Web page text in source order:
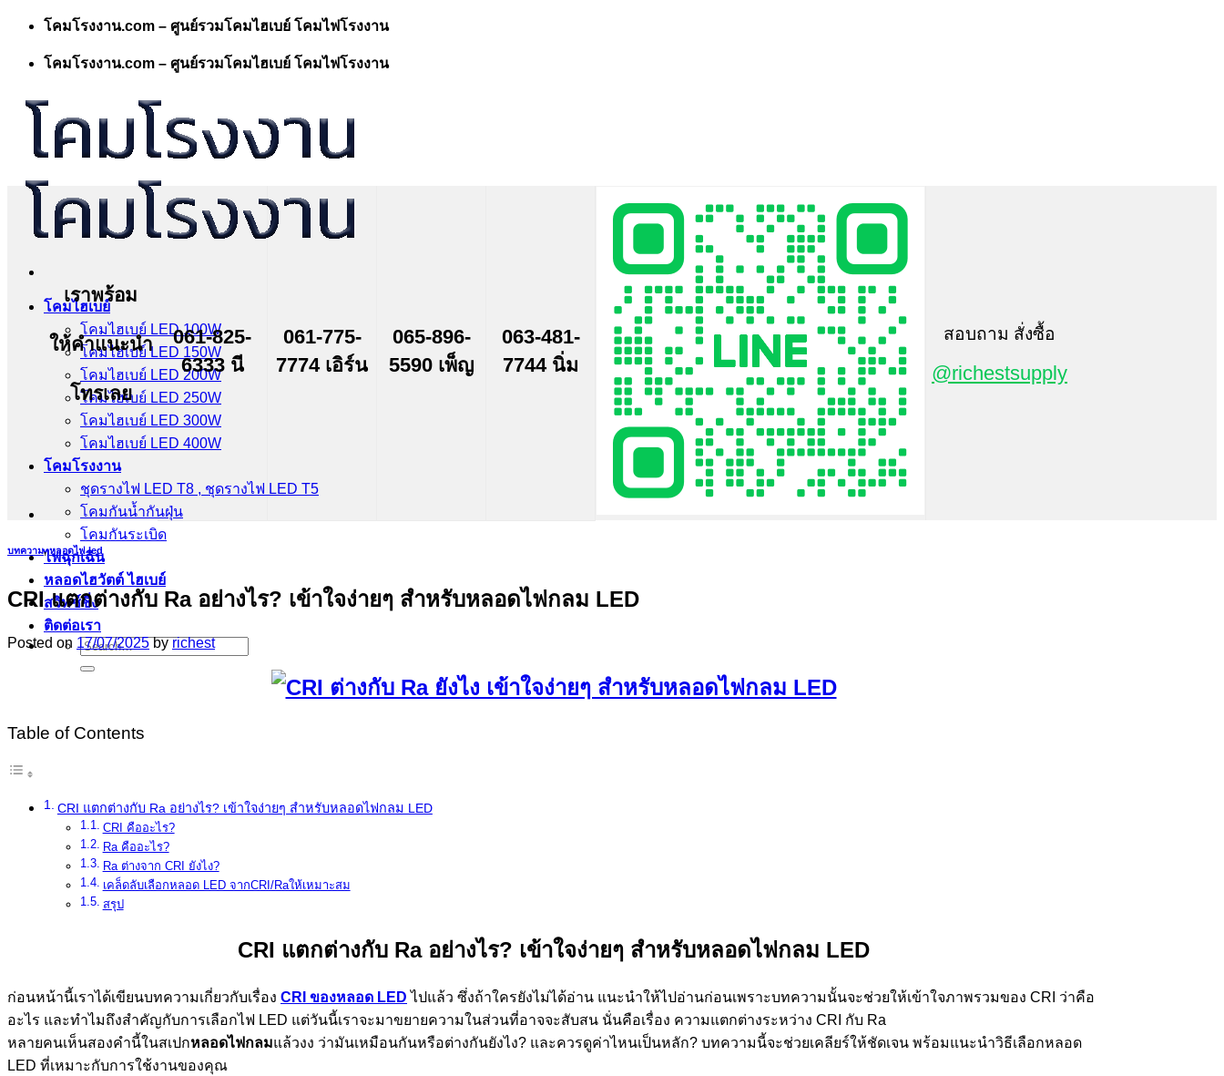
Skip
content
โคมโรงงาน.com – ศูนย์รวมโคมไฮเบย์ โคมไฟโรงงาน
โคมโรงงาน.com – ศูนย์รวมโคมไฮเบย์ โคมไฟโรงงาน
โคมไฮเบย์
โคมไฮเบย์ LED 100W
โคมไฮเบย์ LED 150W
โคมไฮเบย์ LED 200W
โคมไฮเบย์ LED 250W
โคมไฮเบย์ LED 300W
โคมไฮเบย์ LED 400W
โคมโรงงาน
ชุดรางไฟ LED T8 , ชุดรางไฟ LED T5
โคมกันน้ำกันฝุ่น
โคมกันระเบิด
ไฟฉุกเฉิน
หลอดไฮวัตต์ ไฮเบย์
สวิทช์ชิ่ง
ติดต่อเรา
Search
for:
เราพร้อม
ให้คำแนะนำ
โทรเลย
061-825-
6333 นี
061-775-
7774 เอิร์น
065-896-
5590 เพ็ญ
063-481-
7744 นิ่ม
สอบถาม สั่งซื้อ
@richestsupply
บทความ,หลอดไฟ led
CRI แตกต่างกับ Ra อย่างไร? เข้าใจง่ายๆ สำหรับหลอดไฟกลม LED
Posted on 17/07/2025 byrichest
Table of Contents
CRI แตกต่างกับ Ra อย่างไร? เข้าใจง่ายๆ สำหรับหลอดไฟกลม LED
CRI คืออะไร?
Ra คืออะไร?
Ra ต่างจาก CRI ยังไง?
เคล็ดลับเลือกหลอด LED จากCRI/Raให้เหมาะสม
สรุป
CRI แตกต่างกับ Ra อย่างไร? เข้าใจง่ายๆ สำหรับหลอดไฟกลม LED
ก่อนหน้านี้เราได้เขียนบทความเกี่ยวกับเรื่อง CRI ของหลอด LED ไปแล้ว ซึ่งถ้าใครยังไม่ได้อ่าน แนะนำให้ไปอ่านก่อนเพราะบทความนั้นจะช่วยให้เข้าใจภาพรวมของ CRI ว่าคือ
อะไร และทำไมถึงสำคัญกับการเลือกไฟ LED แต่วันนี้เราจะมาขยายความในส่วนที่อาจจะสับสน นั่นคือเรื่อง ความแตกต่างระหว่าง CRI กับ Ra
หลายคนเห็นสองคำนี้ในสเปกหลอดไฟกลมแล้วงง ว่ามันเหมือนกันหรือต่างกันยังไง? และควรดูค่าไหนเป็นหลัก? บทความนี้จะช่วยเคลียร์ให้ชัดเจน พร้อมแนะนำวิธีเลือกหลอด
LED ที่เหมาะกับการใช้งานของคุณ